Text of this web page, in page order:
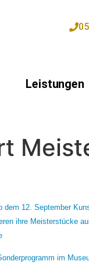
Leistungen
12. September
ihre Meisterstücke
im